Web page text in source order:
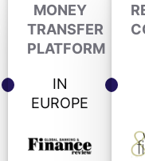
MONEY
TRANSFER
PLATFORM
IN
EUROPE